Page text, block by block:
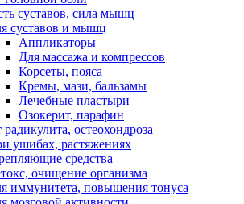
суставов, сила мышц
суставов и мышц
Аппликаторы
Для массажа и компрессов
Корсеты, пояса
Кремы, мази, бальзамы
Лечебные пластыри
Озокерит, парафин
остеохондроза
ушибах, растяжениях
средства
очищение организма
иммунитета, повышения тонуса